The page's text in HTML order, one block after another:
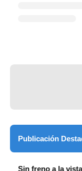
Publicación
Sin freno a la